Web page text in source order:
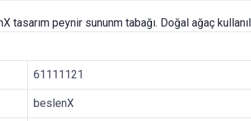
tasarım peynir sununm tabağı. Doğal ağaç
61111121
beslenX